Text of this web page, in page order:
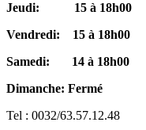
Jeudi: 15 à 18h00
Vendredi: 15 à 18h00
Samedi: 14 à 18h00
Dimanche: Fermé
Tel : 0032/63.57.12.48